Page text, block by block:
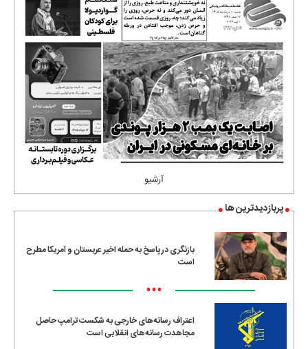
آرشیو
پربازدیدترین ها
بازنگری در پاسخ به حمله اخیر عربستان و آمریکا مطرح
است
•••
اعتراف رسانه‌های خارجی به شکست ترامپ حاصل
مجاهدت رسانه‌های انقلابی است